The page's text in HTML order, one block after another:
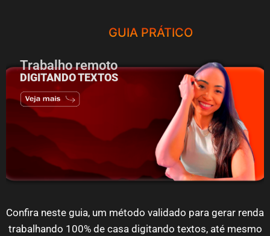
GUIA PRÁTICO
Trabalho remoto
DIGITANDO TEXTOS
Confira neste guia, um método validado para gerar renda
trabalhando 100% de casa digitando textos, até mesmo